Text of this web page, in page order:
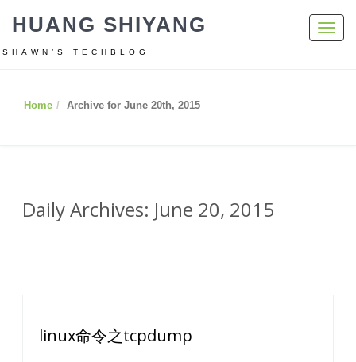
HUANG SHIYANG
SHAWN’S TECHBLOG
Home Archive for June 20th, 2015
Daily Archives: June 20, 2015
linux命令之tcpdump